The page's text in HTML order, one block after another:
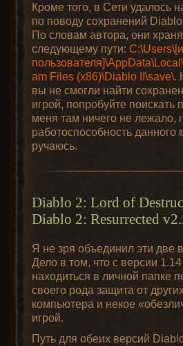
Кроме того, в Сети удалось
по поводу сохранений
По словам автора, они
следующему пути:
am Files (x86)\Diablo II\save\.
вы не смогли найти
игрой, попробуйте поискать
меня там ничего не лежало,
работоспособность данного
ручаюсь.
Diablo 2: Lord of
Diablo 2: Resurrected
Я не зря объединил эти две
Дело в том, что с версии
находиться в личной папке
своего рода защита от
компьютера и некое
игрой.
Путь для обеих версий